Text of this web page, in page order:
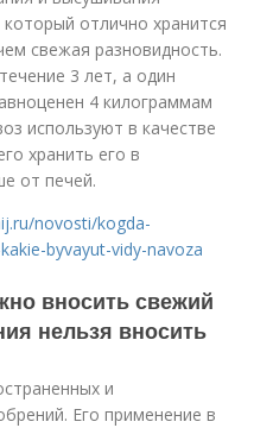
отлично хранится
свежая разновидность.
3 лет, а один
4 килограммам
используют в качестве
хранить его в
от печей.
novosti/kogda-
byvayut-vidy-navoza
вносить свежий
нельзя вносить
и
Его применение в